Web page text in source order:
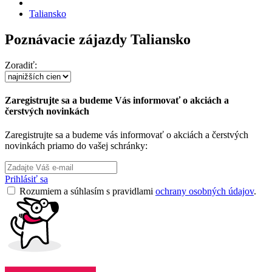
Taliansko
Poznávacie zájazdy Taliansko
Zoradiť:
Zaregistrujte sa a budeme Vás informovať o akciách a
čerstvých novinkách
Zaregistrujte sa a budeme vás informovať o akciách a čerstvých
novinkách priamo do vašej schránky:
Prihlásiť sa
Rozumiem a súhlasím s pravidlami ochrany osobných údajov.